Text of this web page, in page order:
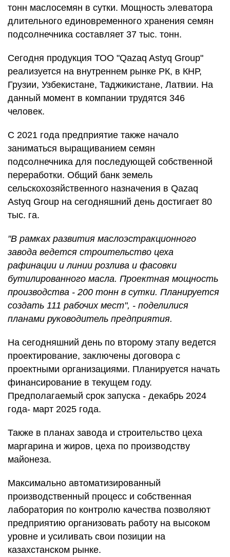
тонн маслосемян в сутки. Мощность элеватора
длительного единовременного хранения семян
подсолнечника составляет 37 тыс. тонн.
Сегодня продукция ТОО "Qazaq Astyq Group"
реализуется на внутреннем рынке РК, в КНР,
Грузии, Узбекистане, Таджикистане, Латвии. На
данный момент в компании трудятся 346
человек.
С 2021 года предприятие также начало
заниматься выращиванием семян
подсолнечника для последующей собственной
переработки. Общий банк земель
сельскохозяйственного назначения в Qazaq
Astyq Group на сегодняшний день достигает 80
тыс. га.
"В рамках развития маслоэстракционного
завода ведется строительство цеха
рафинации и линии розлива и фасовки
бутилированного масла. Проектная мощность
производства - 200 тонн в сутки. Планируется
создать 111 рабочих мест", - поделилися
планами руководитель предприятия.
На сегодняшний день по второму этапу ведется
проектирование, заключены договора с
проектными организациями. Планируется начать
финансирование в текущем году.
Предполагаемый срок запуска - декабрь 2024
года- март 2025 года.
Также в планах завода и строительство цеха
маргарина и жиров, цеха по производству
майонеза.
Максимально автоматизированный
производственный процесс и собственная
лаборатория по контролю качества позволяют
предприятию организовать работу на высоком
уровне и усиливать свои позиции на
казахстанском рынке.